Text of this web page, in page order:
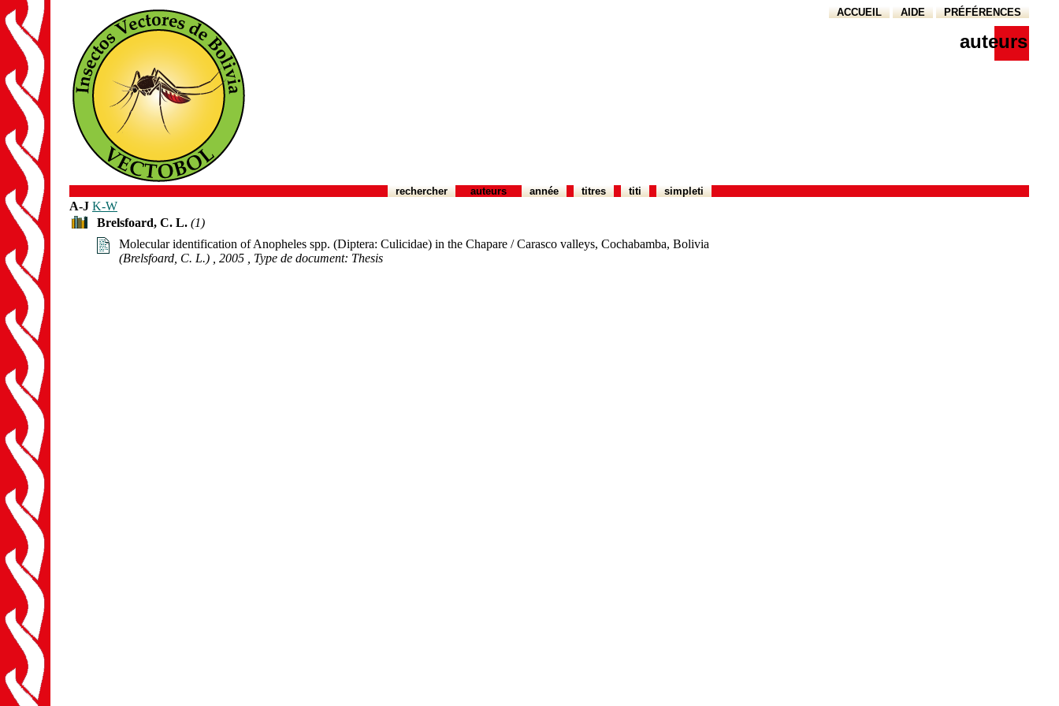
ACCUEIL AIDE PRÉFÉRENCES
auteurs
rechercher auteurs année titres titi simpleti
A-J K-W
Brelsfoard, C. L. (1)
Molecular identification of Anopheles spp. (Diptera: Culicidae) in the Chapare / Carasco valleys, Cochabamba, Bolivia
(Brelsfoard, C. L.)
, 2005 , Type de document: Thesis